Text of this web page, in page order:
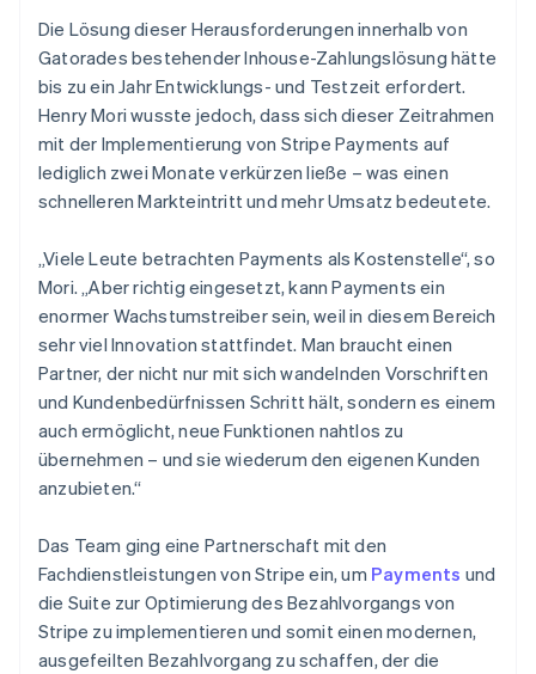
Die Lösung dieser Herausforderungen innerhalb von
Gatorades bestehender Inhouse-Zahlungslösung hätte
bis zu ein Jahr Entwicklungs- und Testzeit erfordert.
Henry Mori wusste jedoch, dass sich dieser Zeitrahmen
mit der Implementierung von Stripe Payments auf
lediglich zwei Monate verkürzen ließe – was einen
schnelleren Markteintritt und mehr Umsatz bedeutete.
„Viele Leute betrachten Payments als Kostenstelle“, so
Mori. „Aber richtig eingesetzt, kann Payments ein
enormer Wachstumstreiber sein, weil in diesem Bereich
sehr viel Innovation stattfindet. Man braucht einen
Partner, der nicht nur mit sich wandelnden Vorschriften
und Kundenbedürfnissen Schritt hält, sondern es einem
auch ermöglicht, neue Funktionen nahtlos zu
übernehmen – und sie wiederum den eigenen Kunden
anzubieten.“
Das Team ging eine Partnerschaft mit den
Fachdienstleistungen von Stripe ein, um Payments und
die Suite zur Optimierung des Bezahlvorgangs von
Stripe zu implementieren und somit einen modernen,
ausgefeilten Bezahlvorgang zu schaffen, der die